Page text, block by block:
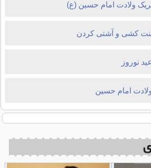
ولادت امام حسين (ع)
کشی و آشتی کردن
نوروز
امام حسین